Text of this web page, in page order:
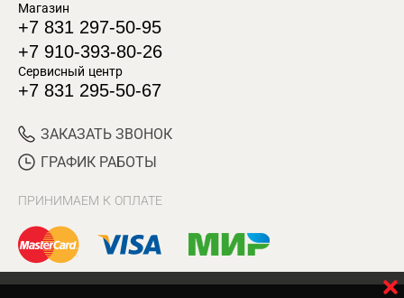
Магазин
+7 831 297-50-95
+7 910-393-80-26
Сервисный центр
+7 831 295-50-67
ЗАКАЗАТЬ ЗВОНОК
ГРАФИК РАБОТЫ
ПРИНИМАЕМ К ОПЛАТЕ